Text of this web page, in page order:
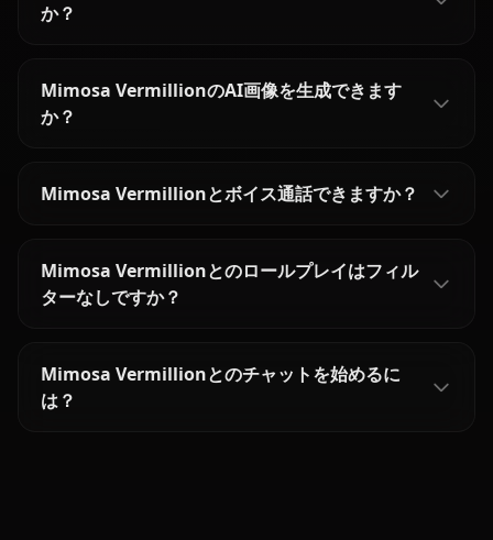
か？
Mimosa VermillionのAI画像を生成できます
か？
Mimosa Vermillionとボイス通話できますか？
Mimosa Vermillionとのロールプレイはフィル
ターなしですか？
Mimosa Vermillionとのチャットを始めるに
は？